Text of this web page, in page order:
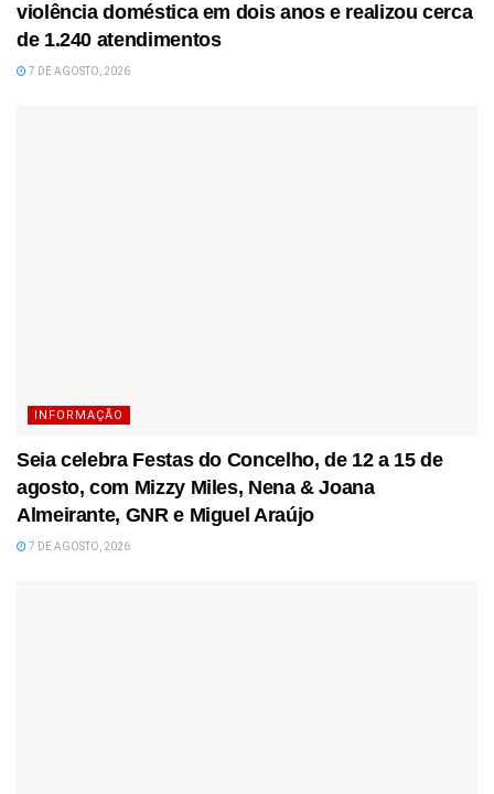
violência doméstica em dois anos e realizou cerca
de 1.240 atendimentos
7 DE AGOSTO, 2026
INFORMAÇÃO
Seia celebra Festas do Concelho, de 12 a 15 de
agosto, com Mizzy Miles, Nena & Joana
Almeirante, GNR e Miguel Araújo
7 DE AGOSTO, 2026